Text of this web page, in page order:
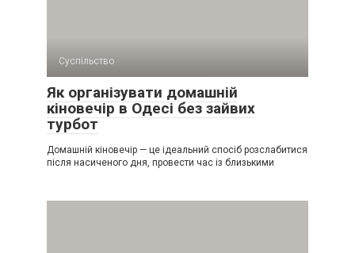
Суспільство
Як організувати домашній
кіновечір в Одесі без зайвих
турбот
Домашній кіновечір — це ідеальний спосіб розслабитися
після насиченого дня, провести час із близькими